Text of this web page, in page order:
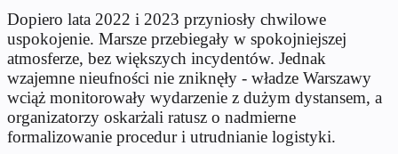
Dopiero lata 2022 i 2023 przyniosły chwilowe
uspokojenie. Marsze przebiegały w spokojniejszej
atmosferze, bez większych incydentów. Jednak
wzajemne nieufności nie zniknęły - władze Warszawy
wciąż monitorowały wydarzenie z dużym dystansem, a
organizatorzy oskarżali ratusz o nadmierne
formalizowanie procedur i utrudnianie logistyki.